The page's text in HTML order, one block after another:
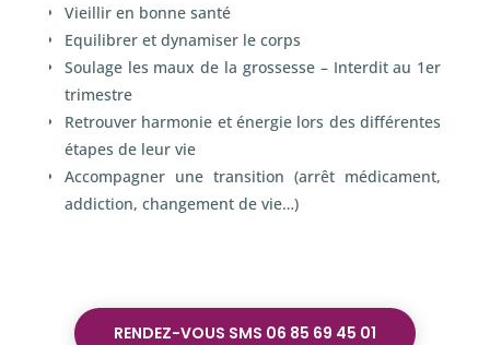
Vieillir en bonne santé
Equilibrer et dynamiser le corps
Soulage les maux de la grossesse – Interdit au 1er
trimestre
Retrouver harmonie et énergie lors des différentes
étapes de leur vie
Accompagner une transition (arrêt médicament,
addiction, changement de vie…)
RENDEZ-VOUS SMS 06 85 69 45 01